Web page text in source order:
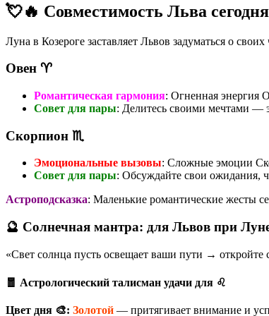
💘🔥 Совместимость Льва
Луна в Козероге заставляет Львов задуматься о
Овен ♈
Романтическая гармония: Огненная энергия
Совет для пары: Делитесь своими мечтами —
Скорпион ♏
Эмоциональные вызовы: Сложные эмоции
Совет для пары: Обсуждайте свои ожидания,
Астроподсказка: Маленькие романтические жесты
🔮 Солнечная мантра: для Львов при
«Свет солнца пусть освещает ваши пути → откройте
🧧 Астрологический талисман удачи для ♌
Цвет дня 🎨: Золотой — притягивает внимание и